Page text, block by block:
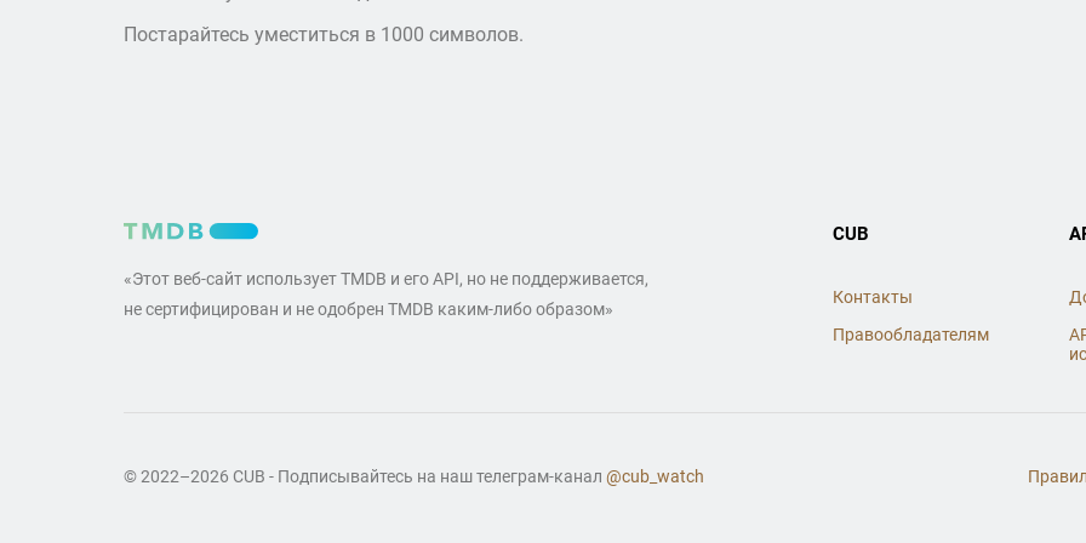
Постарайтесь уместиться в 1000 символов.
«Этот веб-сайт использует TMDB и его API, но не поддерживается,
не сертифицирован и не одобрен TMDB каким-либо образом»
CUB
Контакты
Правообладателям
© 2022–2026 CUB - Подписывайтесь на наш телеграм-канал @cub_watch